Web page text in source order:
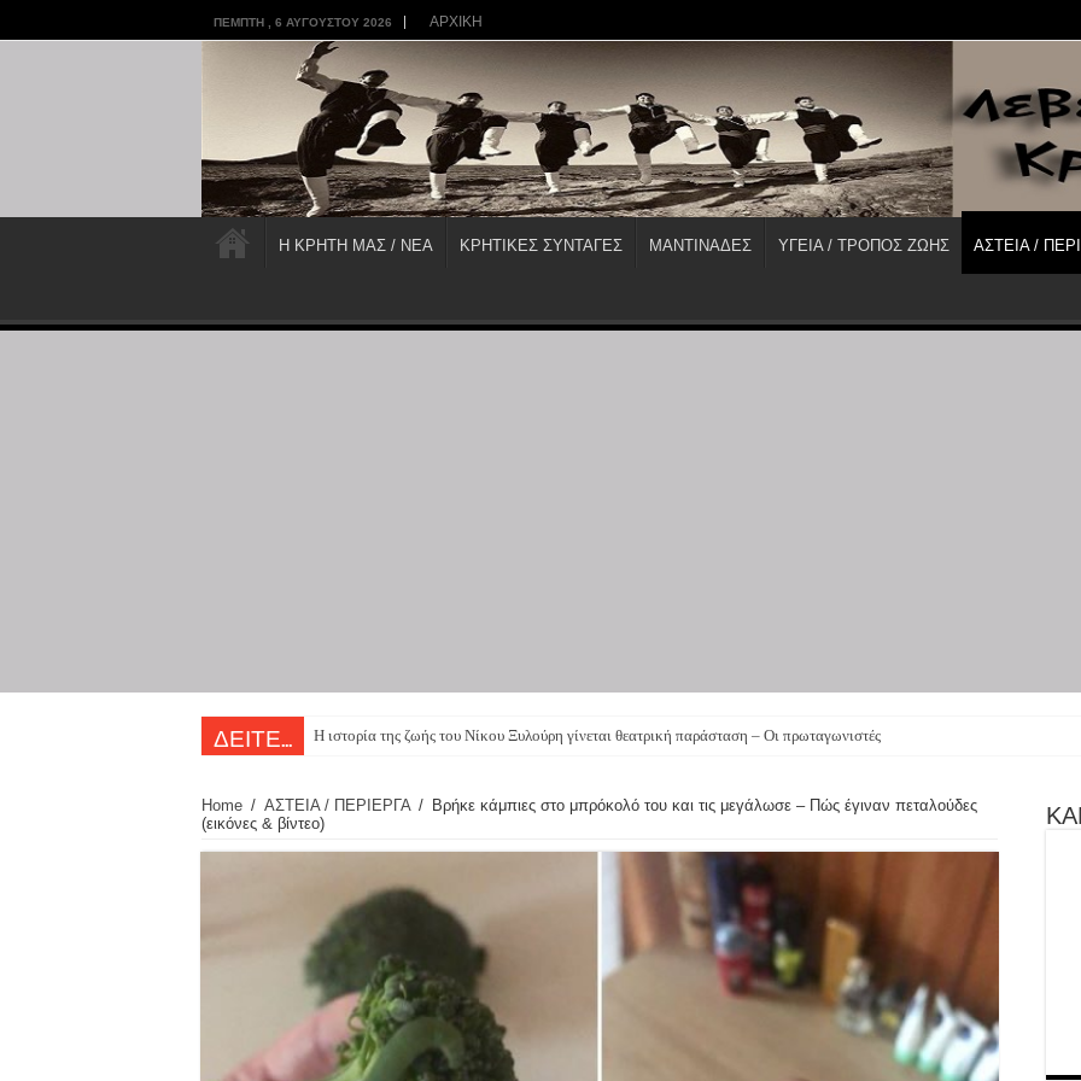
ΠΈΜΠΤΗ , 6 ΑΥΓΟΎΣΤΟΥ 2026 ΑΡΧΙΚΗ
Η ΚΡΗΤΗ ΜΑΣ / ΝΕΑ ΚΡΗΤΙΚΕΣ ΣΥΝΤΑΓΕΣ ΜΑΝΤΙΝΑΔΕΣ ΥΓΕΙΑ / ΤΡΟΠΟΣ ΖΩΗΣ ΑΣΤΕΙΑ /
ΔΕΙΤΕ... Π
Home / ΑΣΤΕΙΑ / ΠΕΡΙΕΡΓΑ / Βρήκε κάμπιες στο μπρόκολό του και τις μεγάλωσε – Πώς έγιναν πεταλούδες
(εικόνες & βίντεο)